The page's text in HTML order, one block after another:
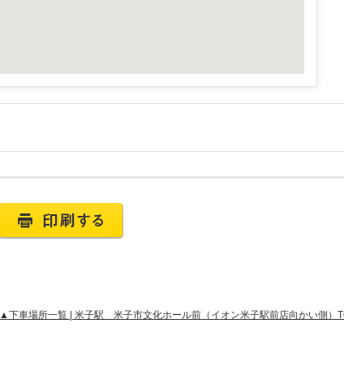
▲下車場所一覧 | 米子駅 米子市文化ホール前（イオン米子駅前店向かい側）